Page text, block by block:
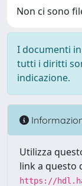
Non ci sono
I documenti
tutti i diritti
indicazione.
Utilizza
link a questo
https://